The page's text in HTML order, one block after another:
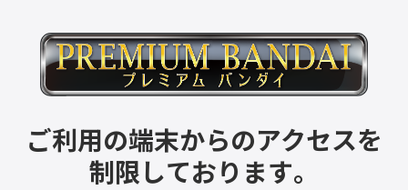
ご利用の端末からのアクセスを
制限しております。